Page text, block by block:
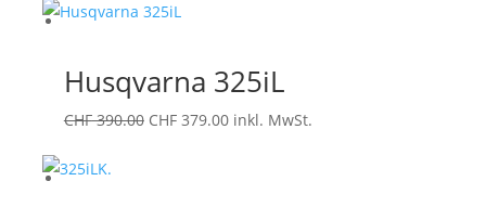
Husqvarna 325iL
CHF390.00 Ursprünglicher
CHF379.00Aktueller
inkl. MwSt.